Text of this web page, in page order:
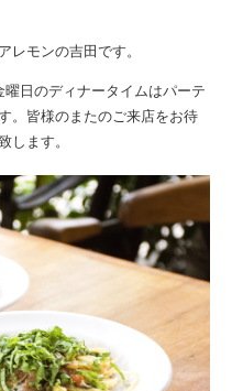
レモンの吉田です。
日のディナータイムはパーテ
。皆様のまたのご来店をお待
します。